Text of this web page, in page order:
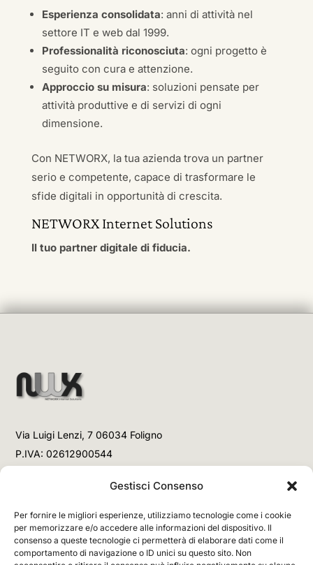
Gestisci Consenso
Per fornire le migliori esperienze, utilizziamo tecnologie come i cookie
per memorizzare e/o accedere alle informazioni del dispositivo. Il
consenso a queste tecnologie ci permetterà di elaborare dati come il
comportamento di navigazione o ID unici su questo sito. Non
Esperienza consolidata: anni di attività nel
settore IT e web dal 1999.
Professionalità riconosciuta: ogni progetto è
seguito con cura e attenzione.
Approccio su misura: soluzioni pensate per
attività produttive e di servizi di ogni
dimensione.
Con NETWORX, la tua azienda trova un partner
serio e competente, capace di trasformare le
sfide digitali in opportunità di crescita.
NETWORX Internet Solutions
Il tuo partner digitale di fiducia.
Via Luigi Lenzi, 7 06034 Foligno
P.IVA: 02612900544
+39 3477853708 (Chiamata)
Email